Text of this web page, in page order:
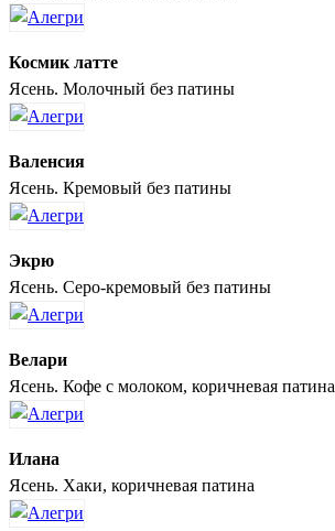
Космик латте
Ясень. Молочный без патины
Валенсия
Ясень. Кремовый без патины
Экрю
Ясень. Серо-кремовый без патины
Велари
Ясень. Кофе с молоком, коричневая патина
Илана
Ясень. Хаки, коричневая патина